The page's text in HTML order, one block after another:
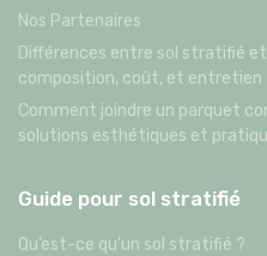
Nos Partenaires
Différences entre sol stratifié
composition, coût, et entretien
Comment joindre un parquet
solutions esthétiques et
Guide pour sol stratifié
Qu’est-ce qu’un sol stratifié ?